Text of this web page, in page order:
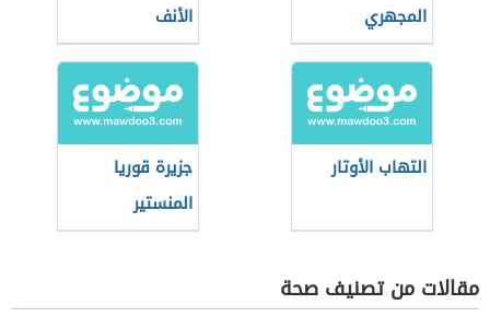
المجهري
الأنف
التهاب الأوتار
جزيرة قوريا
المنستير
مقالات من تصنيف صحة